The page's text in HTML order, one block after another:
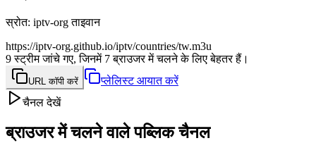
स्रोत: iptv-org ताइवान
https://iptv-org.github.io/iptv/countries/tw.m3u
9 स्ट्रीम जांचे गए, जिनमें 7 ब्राउजर में चलने के लिए बेहतर हैं।
URL कॉपी करें
प्लेलिस्ट आयात करें
चैनल देखें
ब्राउजर में चलने वाले पब्लिक चैनल